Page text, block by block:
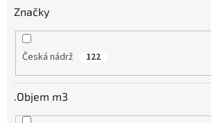
Značky
Česká nádrž 122
.Objem m3